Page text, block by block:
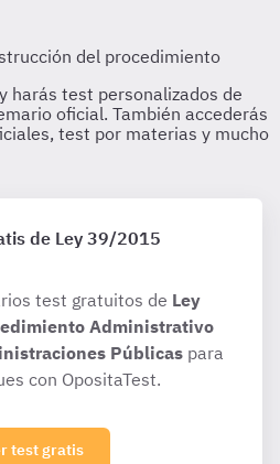
de Ley 39/2015
test gratuitos de Ley
Administrativo
Públicas para
con OpositaTest.
test gratis